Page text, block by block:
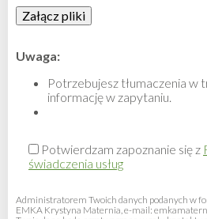
Uwaga:
Potrzebujesz tłumaczenia w
informację w zapytaniu.
Potwierdzam zapoznanie się z
świadczenia usług
Administratorem Twoich danych podanych w
EMKA Krystyna Maternia, e-mail: